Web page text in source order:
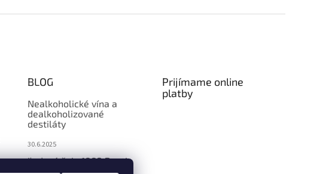
BLOG
Nealkoholické vína a
dealkoholizované
destiláty
30.6.2025
Ľadové čaje 1883 Routin
Prijímame online
platby